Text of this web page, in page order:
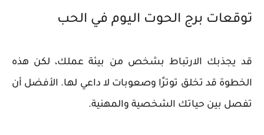
توقعات برج الحوت اليوم في الحب
قد يجذبك الارتباط بشخص من بيئة عملك، لكن هذه
الخطوة قد تخلق توترًا وصعوبات لا داعي لها. الأفضل أن
تفصل بين حياتك الشخصية والمهنية.